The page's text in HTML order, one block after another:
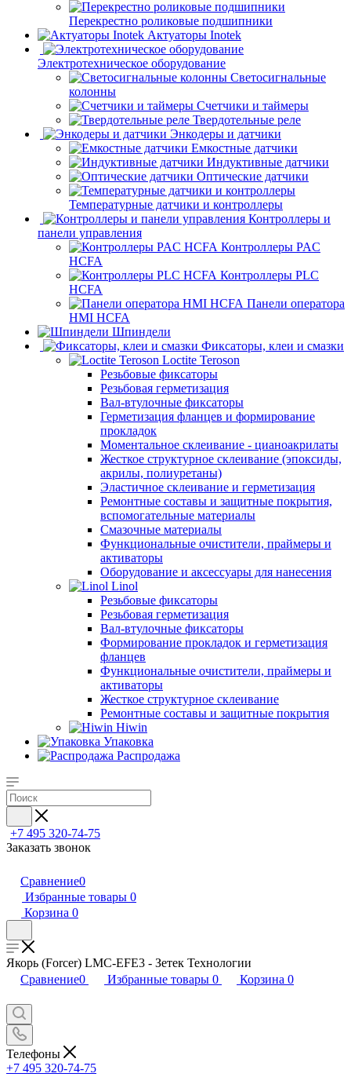
Перекрестно роликовые подшипники
Актуаторы Inotek
Электротехническое оборудование
Светосигнальные
колонны
Счетчики и таймеры
Твердотельные реле
Энкодеры и датчики
Емкостные датчики
Индуктивные датчики
Оптические датчики
Температурные датчики и контроллеры
Контроллеры и
панели управления
Контроллеры PAC
HCFA
Контроллеры PLC
HCFA
Панели оператора
HMI HCFA
Шпиндели
Фиксаторы, клеи и смазки
Loctite Teroson
Резьбовые фиксаторы
Резьбовая герметизация
Вал-втулочные фиксаторы
Герметизация фланцев и формирование
прокладок
Моментальное склеивание - цианоакрилаты
Жесткое структурное склеивание (эпоксиды,
акрилы, полиуретаны)
Эластичное склеивание и герметизация
Ремонтные составы и защитные покрытия,
вспомогательные материалы
Смазочные материалы
Функциональные очистители, праймеры и
активаторы
Оборудование и аксессуары для нанесения
Linol
Резьбовые фиксаторы
Резьбовая герметизация
Вал-втулочные фиксаторы
Формирование прокладок и герметизация
фланцев
Функциональные очистители, праймеры и
активаторы
Жесткое структурное склеивание
Ремонтные составы и защитные покрытия
Hiwin
Упаковка
Распродажа
+7 495 320-74-75
Заказать звонок
Сравнение0
Избранные товары 0
Корзина 0
Якорь (Forcer) LMC-EFE3 - Зетек Технологии
Сравнение0 Избранные товары 0 Корзина 0
Телефоны
+7 495 320-74-75